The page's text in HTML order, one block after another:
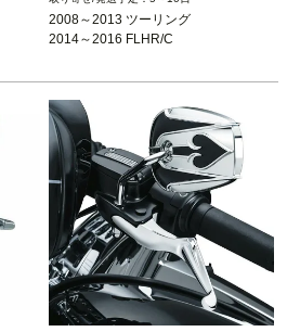
2014～2016 FLHR/C
kuryakyn（クリアキン）
2008～2013 ツーリング
2014～2016 FLHR/C